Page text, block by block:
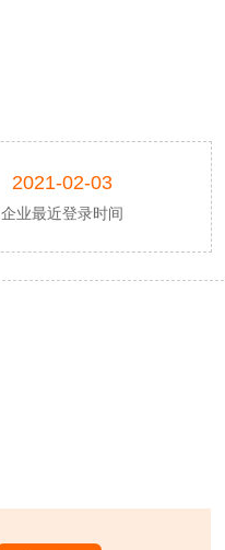
2021-02-03
企业最近登录时间